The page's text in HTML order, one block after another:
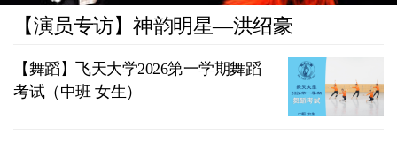
【演员专访】神韵明星—洪绍豪
【舞蹈】飞天大学2026第一学期舞蹈
考试（中班 女生）